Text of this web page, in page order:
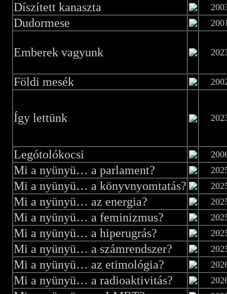
Díszített kanaszta
Dudormese
Emberek vagyunk
Földi mesék
Így lettünk
Legótolókocsi
Mi a nyünyü… a parlament?
Mi a nyünyü… a könyvnyomtatás?
Mi a nyünyü… az energia?
Mi a nyünyü… a feminizmus?
Mi a nyünyü… a hiperugrás?
Mi a nyünyü… a számrendszer?
Mi a nyünyü… az etimológia?
Mi a nyünyü… a radioaktivitás?